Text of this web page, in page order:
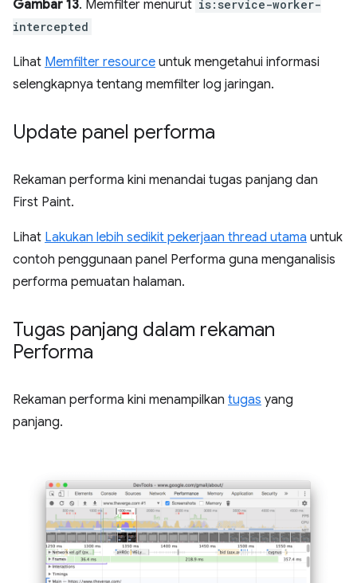
Gambar 13. Memfilter menurut is:service-worker-
intercepted
Lihat Memfilter resource untuk mengetahui informasi
selengkapnya tentang memfilter log jaringan.
Update panel performa
Rekaman performa kini menandai tugas panjang dan
First Paint.
Lihat Lakukan lebih sedikit pekerjaan thread utama untuk
contoh penggunaan panel Performa guna menganalisis
performa pemuatan halaman.
Tugas panjang dalam rekaman
Performa
Rekaman performa kini menampilkan tugas yang
panjang.